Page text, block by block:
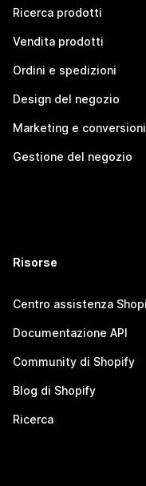
Ricerca prodotti
Vendita prodotti
Ordini e spedizioni
Design del negozio
Marketing e conversioni
Gestione del negozio
Risorse
Centro assistenza
Documentazione API
Community di Shopify
Blog di Shopify
Ricerca